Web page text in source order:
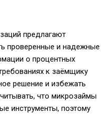
предлагают
проверенные и надежные
о процентных
к заёмщику
решение и избежать
что микрозаймы
инструменты, поэтому